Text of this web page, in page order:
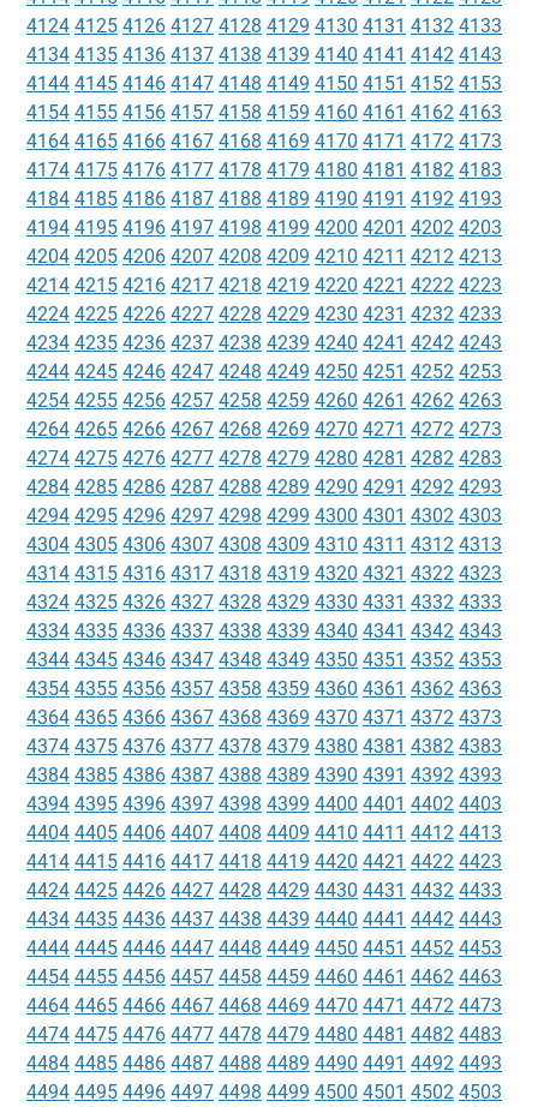
4124 4125 4126 4127 4128 4129 4130 4131 4132 4133
4134 4135 4136 4137 4138 4139 4140 4141 4142 4143
4144 4145 4146 4147 4148 4149 4150 4151 4152 4153
4154 4155 4156 4157 4158 4159 4160 4161 4162 4163
4164 4165 4166 4167 4168 4169 4170 4171 4172 4173
4174 4175 4176 4177 4178 4179 4180 4181 4182 4183
4184 4185 4186 4187 4188 4189 4190 4191 4192 4193
4194 4195 4196 4197 4198 4199 4200 4201 4202 4203
4204 4205 4206 4207 4208 4209 4210 4211 4212 4213
4214 4215 4216 4217 4218 4219 4220 4221 4222 4223
4224 4225 4226 4227 4228 4229 4230 4231 4232 4233
4234 4235 4236 4237 4238 4239 4240 4241 4242 4243
4244 4245 4246 4247 4248 4249 4250 4251 4252 4253
4254 4255 4256 4257 4258 4259 4260 4261 4262 4263
4264 4265 4266 4267 4268 4269 4270 4271 4272 4273
4274 4275 4276 4277 4278 4279 4280 4281 4282 4283
4284 4285 4286 4287 4288 4289 4290 4291 4292 4293
4294 4295 4296 4297 4298 4299 4300 4301 4302 4303
4304 4305 4306 4307 4308 4309 4310 4311 4312 4313
4314 4315 4316 4317 4318 4319 4320 4321 4322 4323
4324 4325 4326 4327 4328 4329 4330 4331 4332 4333
4334 4335 4336 4337 4338 4339 4340 4341 4342 4343
4344 4345 4346 4347 4348 4349 4350 4351 4352 4353
4354 4355 4356 4357 4358 4359 4360 4361 4362 4363
4364 4365 4366 4367 4368 4369 4370 4371 4372 4373
4374 4375 4376 4377 4378 4379 4380 4381 4382 4383
4384 4385 4386 4387 4388 4389 4390 4391 4392 4393
4394 4395 4396 4397 4398 4399 4400 4401 4402 4403
4404 4405 4406 4407 4408 4409 4410 4411 4412 4413
4414 4415 4416 4417 4418 4419 4420 4421 4422 4423
4424 4425 4426 4427 4428 4429 4430 4431 4432 4433
4434 4435 4436 4437 4438 4439 4440 4441 4442 4443
4444 4445 4446 4447 4448 4449 4450 4451 4452 4453
4454 4455 4456 4457 4458 4459 4460 4461 4462 4463
4464 4465 4466 4467 4468 4469 4470 4471 4472 4473
4474 4475 4476 4477 4478 4479 4480 4481 4482 4483
4484 4485 4486 4487 4488 4489 4490 4491 4492 4493
4494 4495 4496 4497 4498 4499 4500 4501 4502 4503